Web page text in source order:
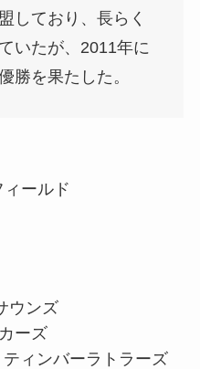
しており、長らく
いたが、2011年に
勝を果たした。
ールド
ウンズ
ーズ
ィンバーラトラーズ